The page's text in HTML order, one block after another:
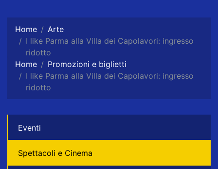
Home
Arte
I like Parma alla Villa dei Capolavori: ingresso
ridotto
Home
Promozioni e biglietti
I like Parma alla Villa dei Capolavori: ingresso
ridotto
Eventi
Spettacoli e Cinema